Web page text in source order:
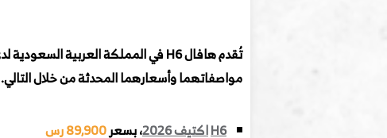
تُقدم هافال H6 في المملكة العربية السعودية لدى وكيلها
مواصفاتهما وأسعارهما المحدثة من خلال التالي.
H6اكتيف 2026 ، بسعر89,900 رس